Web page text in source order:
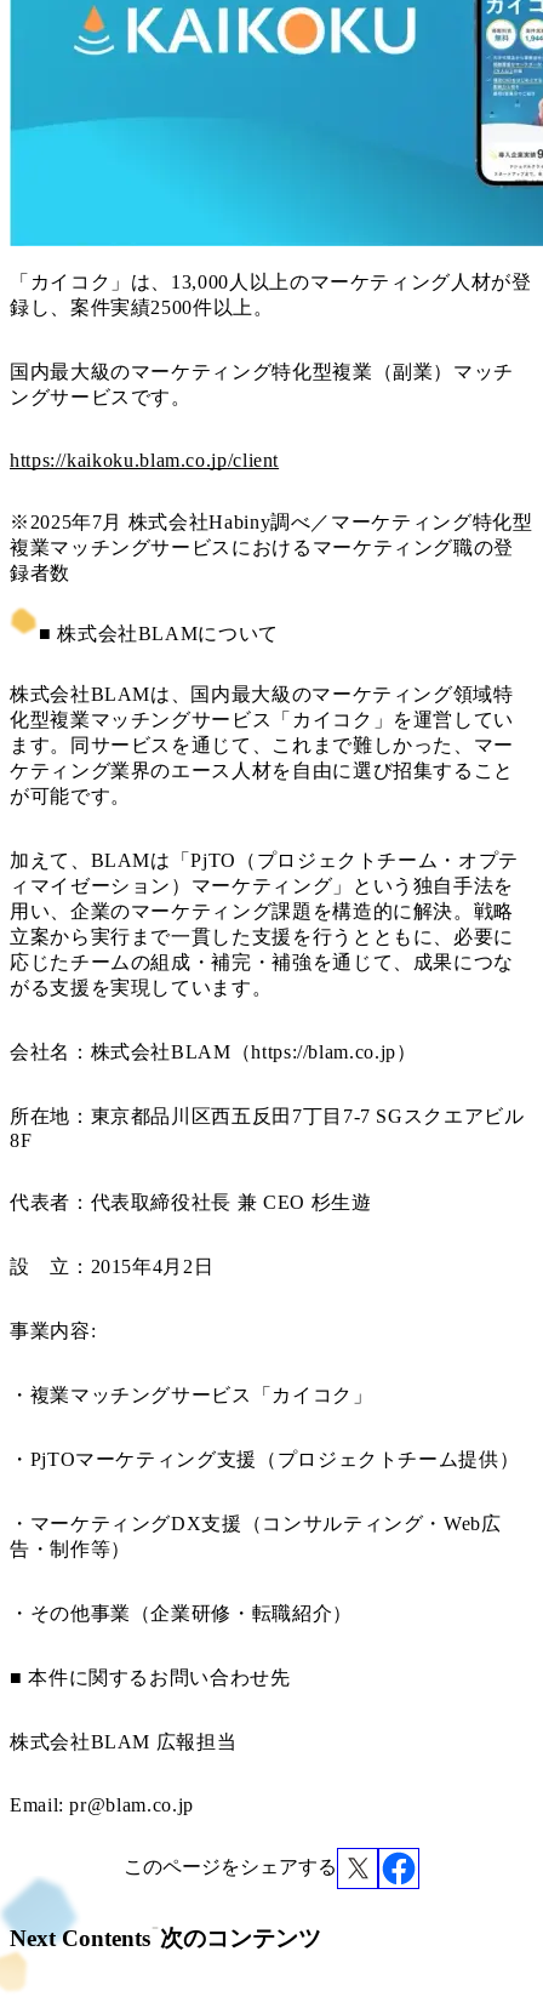
「カイコク」は、13,000人以上のマーケティング人材が登
録し、案件実績2500件以上。
国内最大級のマーケティング特化型複業（副業）マッチ
ングサービスです。
https://kaikoku.blam.co.jp/client
※2025年7月 株式会社Habiny調べ／マーケティング特化型
複業マッチングサービスにおけるマーケティング職の登
録者数
■ 株式会社BLAMについて
株式会社BLAMは、国内最大級のマーケティング領域特
化型複業マッチングサービス「カイコク」を運営してい
ます。同サービスを通じて、これまで難しかった、マー
ケティング業界のエース人材を自由に選び招集すること
が可能です。
加えて、BLAMは「PjTO（プロジェクトチーム・オプテ
ィマイゼーション）マーケティング」という独自手法を
用い、企業のマーケティング課題を構造的に解決。戦略
立案から実行まで一貫した支援を行うとともに、必要に
応じたチームの組成・補完・補強を通じて、成果につな
がる支援を実現しています。
会社名：株式会社BLAM（https://blam.co.jp）
所在地：東京都品川区西五反田7丁目7-7 SGスクエアビル
8F
代表者：代表取締役社長 兼 CEO 杉生遊
設 立：2015年4月2日
事業内容:
・複業マッチングサービス「カイコク」
・PjTOマーケティング支援（プロジェクトチーム提供）
・マーケティングDX支援（コンサルティング・Web広
告・制作等）
・その他事業（企業研修・転職紹介）
■ 本件に関するお問い合わせ先
株式会社BLAM 広報担当
Email: pr@blam.co.jp
このページをシェアする
Next Contents 次のコンテンツ